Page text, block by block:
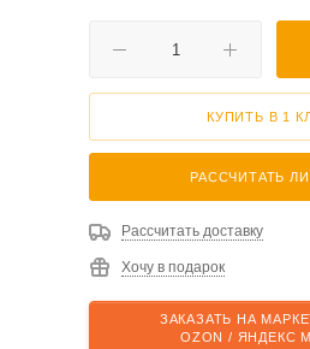
КУПИТЬ В 1
РАССЧИТАТЬ
Рассчитать доставку
Хочу в подарок
ЗАКАЗАТЬ НА
OZON / ЯНДЕКС